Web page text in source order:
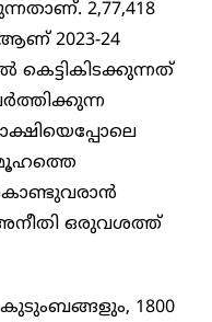
2,77,418
ആണ് 2023-24
കെട്ടികിടക്കുന്നത്
ഒരുവശത്ത്
കുടുംബങ്ങളും, 1800